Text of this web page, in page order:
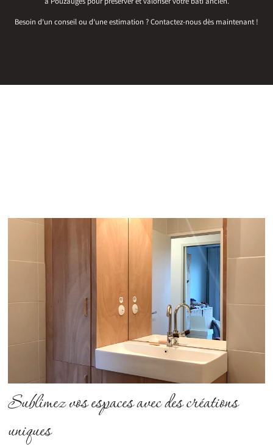
à Pouzauges pour préserver et valoriser votre bâti ancien.
Besoin d’un conseil ou d’une estimation ? Contactez-nous dès maintenant !
Sublimez vos espaces avec des créations
uniques